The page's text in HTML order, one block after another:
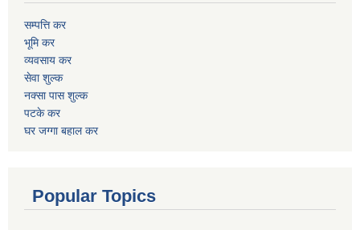
सम्पत्ति कर
भूमि कर
व्यवसाय कर
सेवा शुल्क
नक्सा पास शुल्क
पटके कर
घर जग्गा बहाल कर
Popular Topics